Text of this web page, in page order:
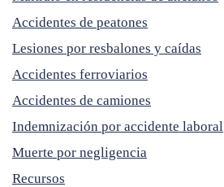
Accidentes de peatones
Lesiones por resbalones y caídas
Accidentes ferroviarios
Accidentes de camiones
Indemnización por accidente laboral
Muerte por negligencia
Recursos